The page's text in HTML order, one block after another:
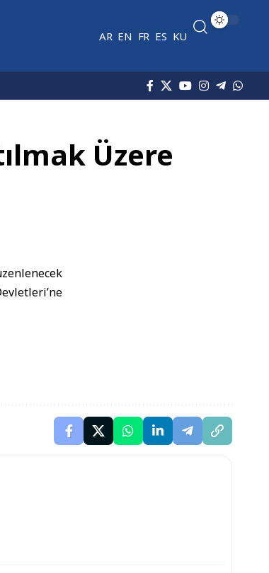
AR EN FR ES KU
Üzere